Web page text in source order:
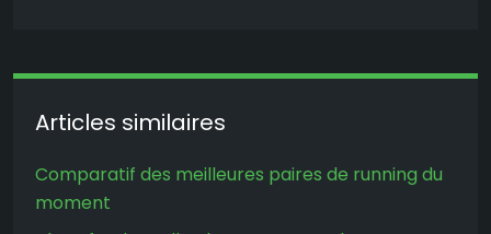
Articles similaires
Comparatif des meilleures paires de running du
moment